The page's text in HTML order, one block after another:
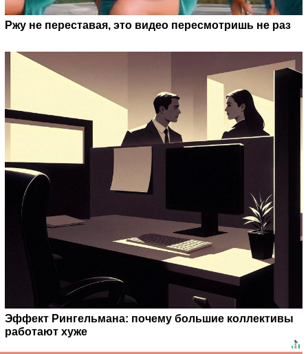
Ржу не переставая, это видео пересмотришь не раз
Эффект Рингельмана: почему большие коллективы
работают хуже